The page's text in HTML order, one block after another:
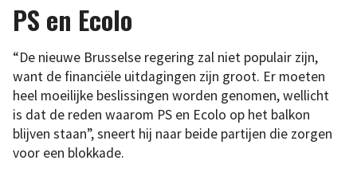
PS en Ecolo
“De nieuwe Brusselse regering zal niet populair zijn,
want de financiële uitdagingen zijn groot. Er moeten
heel moeilijke beslissingen worden genomen, wellicht
is dat de reden waarom PS en Ecolo op het balkon
blijven staan”, sneert hij naar beide partijen die zorgen
voor een blokkade.